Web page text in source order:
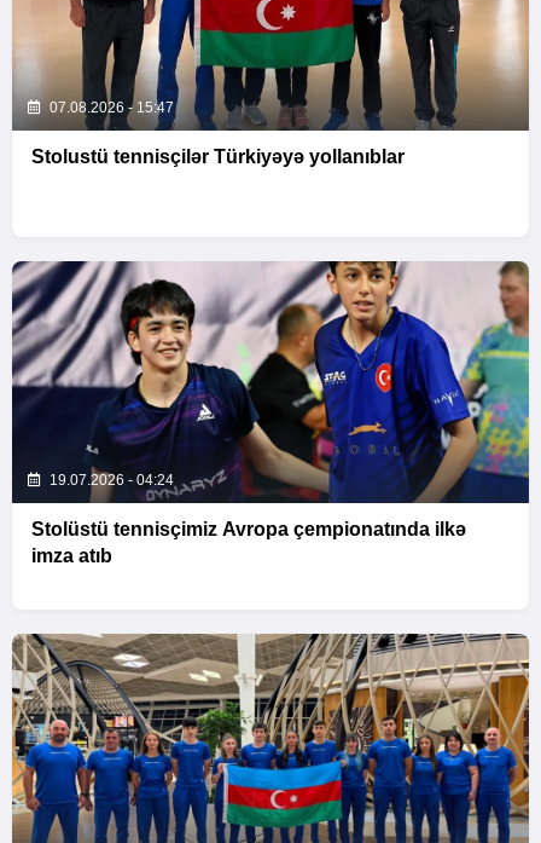
07.08.2026 - 15:47
Stolustü tennisçilər Türkiyəyə yollanıblar
19.07.2026 - 04:24
Stolüstü tennisçimiz Avropa çempionatında ilkə
imza atıb